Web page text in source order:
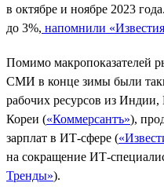
в октябре и ноябре 2023
до 3%, напомнили
Помимо макропоказателей
СМИ в конце зимы были
рабочих ресурсов из
Кореи («Коммерсантъ»),
зарплат в ИТ-сфере (
на сокращение ИТ-
Тренды»).